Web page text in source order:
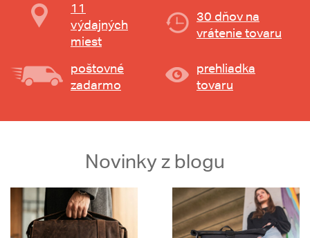
11
výdajných
miest
30 dňov na
vrátenie tovaru
poštovné
zadarmo
prehliadka
tovaru
Novinky z blogu